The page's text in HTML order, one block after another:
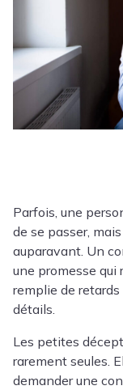
Parfois, une
de se passer,
auparavant. Un
une promesse qui
remplie de
détails.
Les petites
rarement seules.
demander une